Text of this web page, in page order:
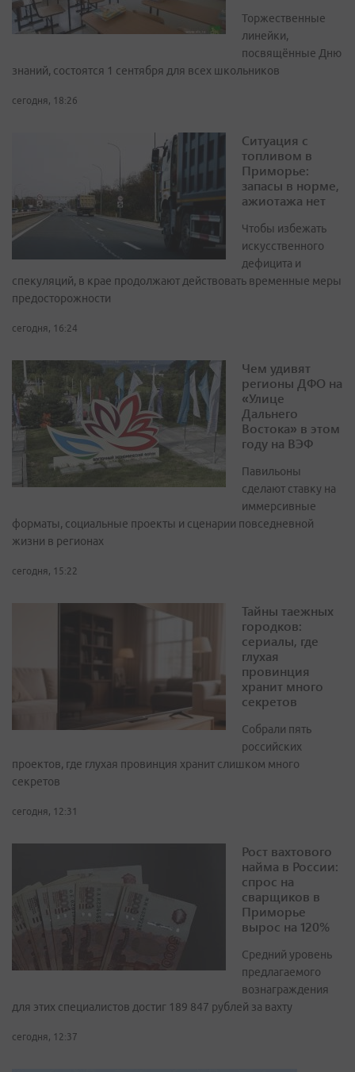
Торжественные
линейки,
посвящённые Дню
знаний, состоятся 1 сентября для всех школьников
сегодня, 18:26
Ситуация с
топливом в
Приморье:
запасы в норме,
ажиотажа нет
Чтобы избежать
искусственного
дефицита и
спекуляций, в крае продолжают действовать временные меры
предосторожности
сегодня, 16:24
Чем удивят
регионы ДФО на
«Улице
Дальнего
Востока» в этом
году на ВЭФ
Павильоны
сделают ставку на
иммерсивные
форматы, социальные проекты и сценарии повседневной
жизни в регионах
сегодня, 15:22
Тайны таежных
городков:
сериалы, где
глухая
провинция
хранит много
секретов
Собрали пять
российских
проектов, где глухая провинция хранит слишком много
секретов
сегодня, 12:31
Рост вахтового
найма в России:
спрос на
сварщиков в
Приморье
вырос на 120%
Средний уровень
предлагаемого
вознаграждения
для этих специалистов достиг 189 847 рублей за вахту
сегодня, 12:37